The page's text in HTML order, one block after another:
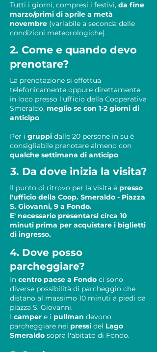
Tutti i giorni, compresi i festivi, da fine
marzo/primi di aprile a metà
novembre (variabile a seconda delle
condizioni meteorologiche).
2. Come e quando devo
prenotare?
La prenotazione si effettua
telefonicamente oppure direttamente
in loco presso l'ufficio della Cooperativa
Smeraldo, meglio se con 1-2 giorni di
anticipo.
Per i gruppi dalle 20 persone in su è
consigliabile prenotare almeno con
qualche settimana di anticipo.
3. Da dove inizia la visita?
Il punto di ritrovo per la visita è presso
l'ufficio della Coop. Smeraldo - Piazza
S. Giovanni, 9 a Fondo.
E' necessario presentarsi circa 10
minuti prima per acquistare i biglietti
di ingresso.
4. Dove posso
parcheggiare?
In centro paese a Fondo ci sono
diverse possibilità di parcheggio che
distano al massimo 10 minuti a piedi da
piazza S. Giovanni.
I camper e i pullman devono
parcheggiare nei pressi del Lago
Smeraldo sopra l'abitato di Fondo.